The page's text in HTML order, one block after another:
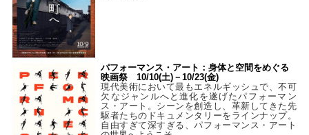
パフォーマンス・アート：身体と空間をめぐる
映画祭 10/10(土)－10/23(金)
現代美術において最もエネルギッシュで、不可
欠なジャンルへと進化を遂げたパフォーマン
ス・アート。シーンを創造し、革新してきた先
駆者たちのドキュメンタリーをラインナップ。
自由すぎて深すぎる、パフォーマンス・アート